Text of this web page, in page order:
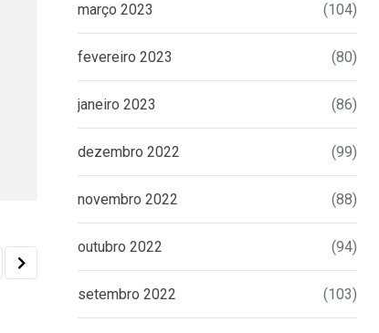
março 2023 (104)
fevereiro 2023 (80)
janeiro 2023 (86)
dezembro 2022 (99)
novembro 2022 (88)
outubro 2022 (94)
setembro 2022 (103)